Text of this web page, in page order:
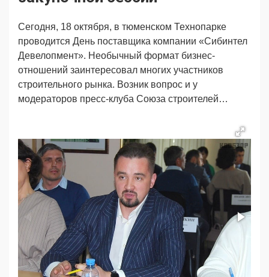
Сегодня, 18 октября, в тюменском Технопарке
проводится День поставщика компании «Сибинтел
Девелопмент». Необычный формат бизнес-
отношений заинтересовал многих участников
строительного рынка. Возник вопрос и у
модераторов пресс-клуба Союза строителей…